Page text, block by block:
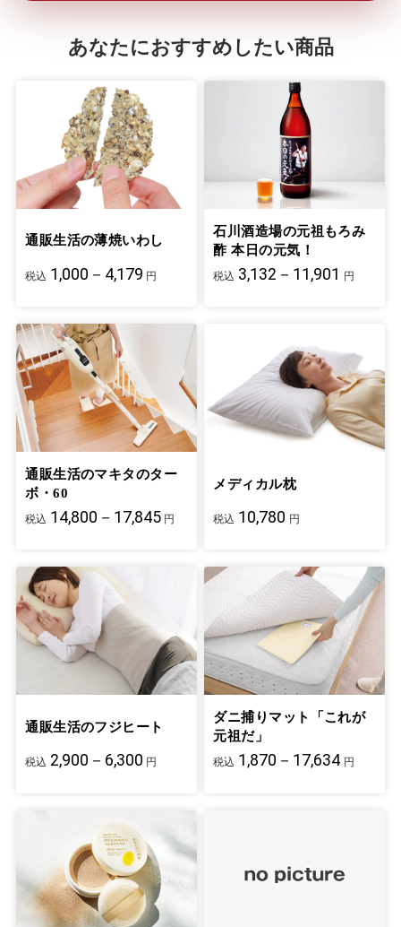
あなたにおすすめしたい商品
通販生活の薄焼いわし
税込 1,000－4,179 円
石川酒造場の元祖もろみ
酢 本日の元気！
税込 3,132－11,901 円
通販生活のマキタのター
ボ・60
税込 14,800－17,845 円
メディカル枕
税込 10,780 円
通販生活のフジヒート
税込 2,900－6,300 円
ダニ捕りマット「これが
元祖だ」
税込 1,870－17,634 円